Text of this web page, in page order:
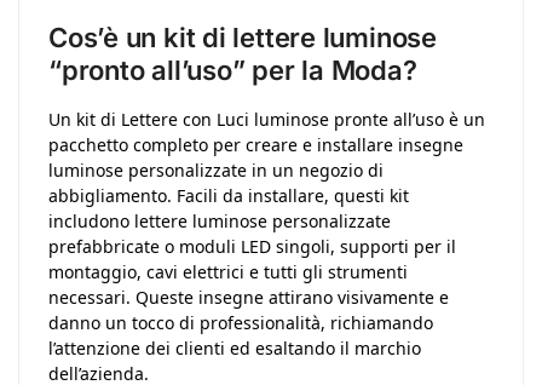
Cos’è un kit di lettere luminose
“pronto all’uso” per la Moda?
Un kit di Lettere con Luci luminose pronte all’uso è un
pacchetto completo per creare e installare insegne
luminose personalizzate in un negozio di
abbigliamento. Facili da installare, questi kit
includono lettere luminose personalizzate
prefabbricate o moduli LED singoli, supporti per il
montaggio, cavi elettrici e tutti gli strumenti
necessari. Queste insegne attirano visivamente e
danno un tocco di professionalità, richiamando
l’attenzione dei clienti ed esaltando il marchio
dell’azienda.